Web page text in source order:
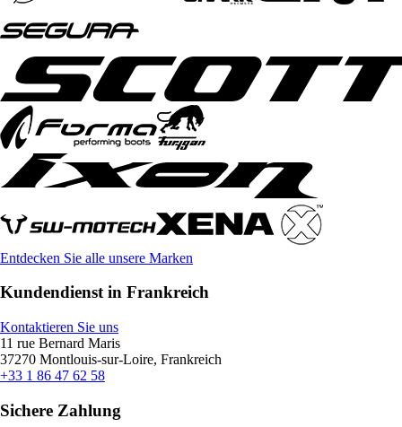
Entdecken Sie alle unsere Marken
Kundendienst in Frankreich
Kontaktieren Sie uns
11 rue Bernard Maris
37270 Montlouis-sur-Loire, Frankreich
+33 1 86 47 62 58
Sichere Zahlung